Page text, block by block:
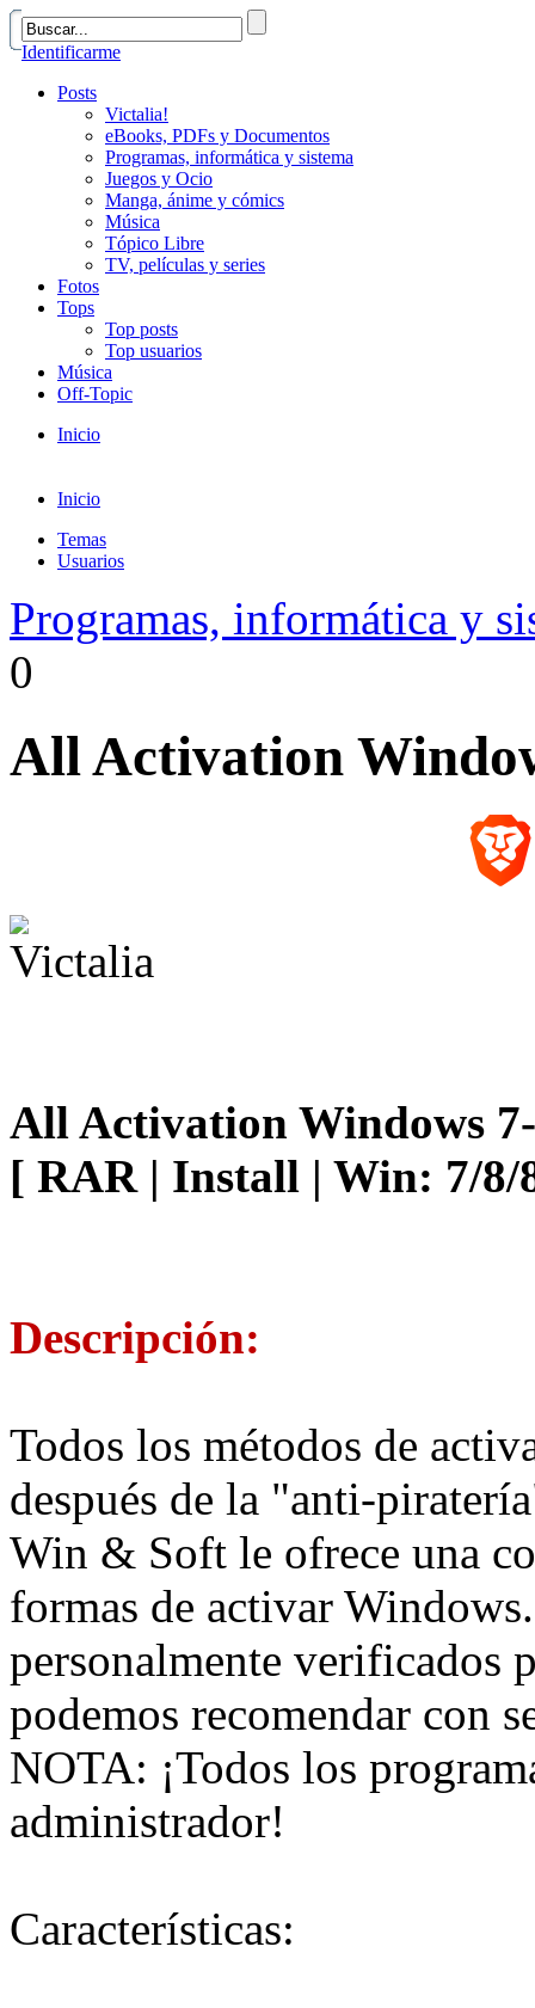
Identificarme
Posts
Victalia!
eBooks, PDFs y Documentos
Programas, informática y sistema
Juegos y Ocio
Manga, ánime y cómics
Música
Tópico Libre
TV, películas y series
Fotos
Tops
Top posts
Top usuarios
Música
Off-Topic
Inicio
Inicio
Temas
Usuarios
Programas, informática y
0
All Activation
All Activation Windows
[ RAR | Install | Win: 7/8/
Descripción:
Todos los métodos de
después de la "anti-
Win & Soft le ofrece una
formas de activar
personalmente verificados
podemos recomendar con
NOTA: ¡Todos los
administrador!
Características: